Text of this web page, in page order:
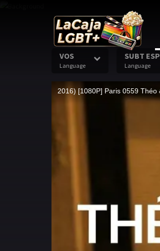
VOS
Language
SUBT ESP
Language